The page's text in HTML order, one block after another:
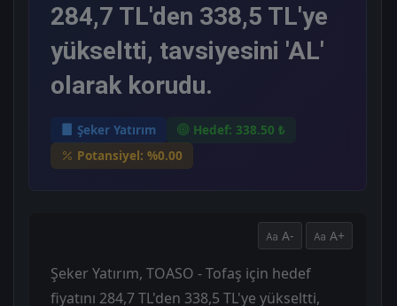
284,7 TL'den 338,5 TL'ye
yükseltti, tavsiyesini 'AL'
olarak korudu.
Şeker Yatırım
Hedef: 338.50 ₺
Potansiyel: %0.00
A- A+
Şeker Yatırım, TOASO - Tofaş için hedef
fiyatını 284,7 TL'den 338,5 TL'ye yükseltti,